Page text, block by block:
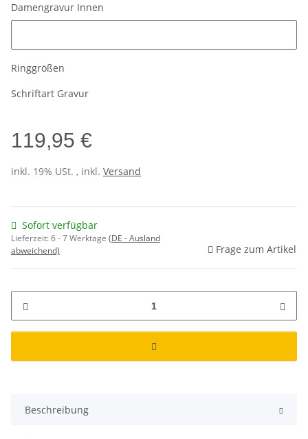
Damengravur Innen
Ringgrößen
Schriftart Gravur
119,95 €
inkl. 19% USt. , inkl. Versand
Sofort verfügbar
Lieferzeit:6 - 7 Werktage (DE - Ausland
abweichend)
Frage zum Artikel
Beschreibung